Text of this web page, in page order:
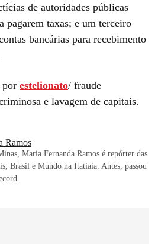
de autoridades públicas
pagarem taxas; e um terceiro
bancárias para recebimento
por estelionato/ fraude
e lavagem de capitais.
Ramos
Maria Fernanda Ramos é repórter das
Brasil e Mundo na Itatiaia. Antes, passou